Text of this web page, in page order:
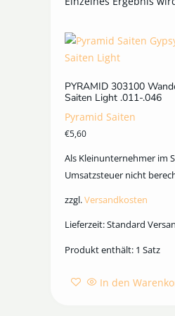
PYRAMID 303100
Saiten Light .011-.046
Pyramid Saiten
€5,60
Als Kleinunternehmer im
Umsatzsteuer nicht
zzgl.Versandkosten
Lieferzeit:Standard
Produkt enthält: 1 Satz
In den